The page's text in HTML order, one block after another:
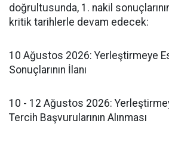
doğrultusunda, 1. nakil
kritik tarihlerle devam edecek:
​10 Ağustos 2026: Yerleştirmeye
Sonuçlarının İlanı
​10 - 12 Ağustos 2026:
Tercih Başvurularının Alınması